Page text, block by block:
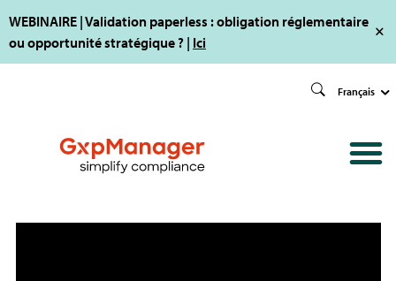
WEBINAIRE | Validation paperless : obligation réglementaire
ou opportunité stratégique ? | Ici
Français